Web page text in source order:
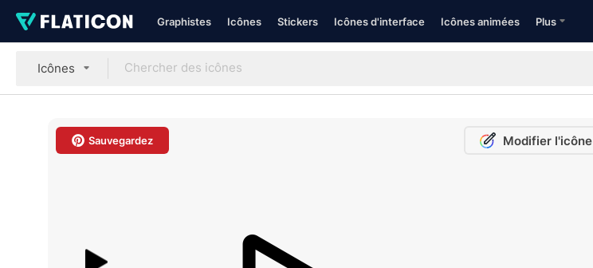
Graphistes Icônes Stickers Icônes d'interface Icônes animées Plus
Icônes
Sauvegardez Modifier l'icône